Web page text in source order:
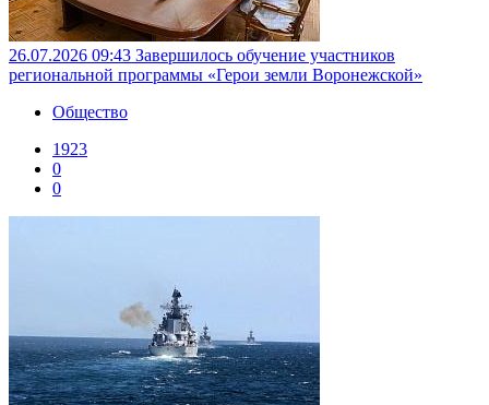
26.07.2026 09:43 Завершилось обучение участников
региональной программы «Герои земли Воронежской»
Общество
1923
0
0